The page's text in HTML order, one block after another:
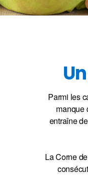
Parmi les
manque
entraîne
La Corne